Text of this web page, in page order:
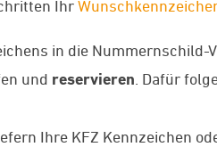
Ihr
in die Nummernschild-
und reservieren . Dafür
Ihre KFZ Kennzeichen